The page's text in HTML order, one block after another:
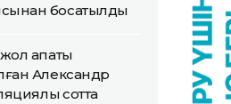
босатылды
апаты
Александр
сотта